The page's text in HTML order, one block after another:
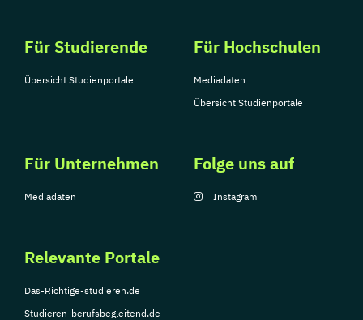
Für Studierende
Übersicht Studienportale
Für Hochschulen
Mediadaten
Übersicht Studienportale
Für Unternehmen
Mediadaten
Relevante Portale
Das-Richtige-studieren.de
Studieren-berufsbegleitend.de
Folge uns auf
Instagram